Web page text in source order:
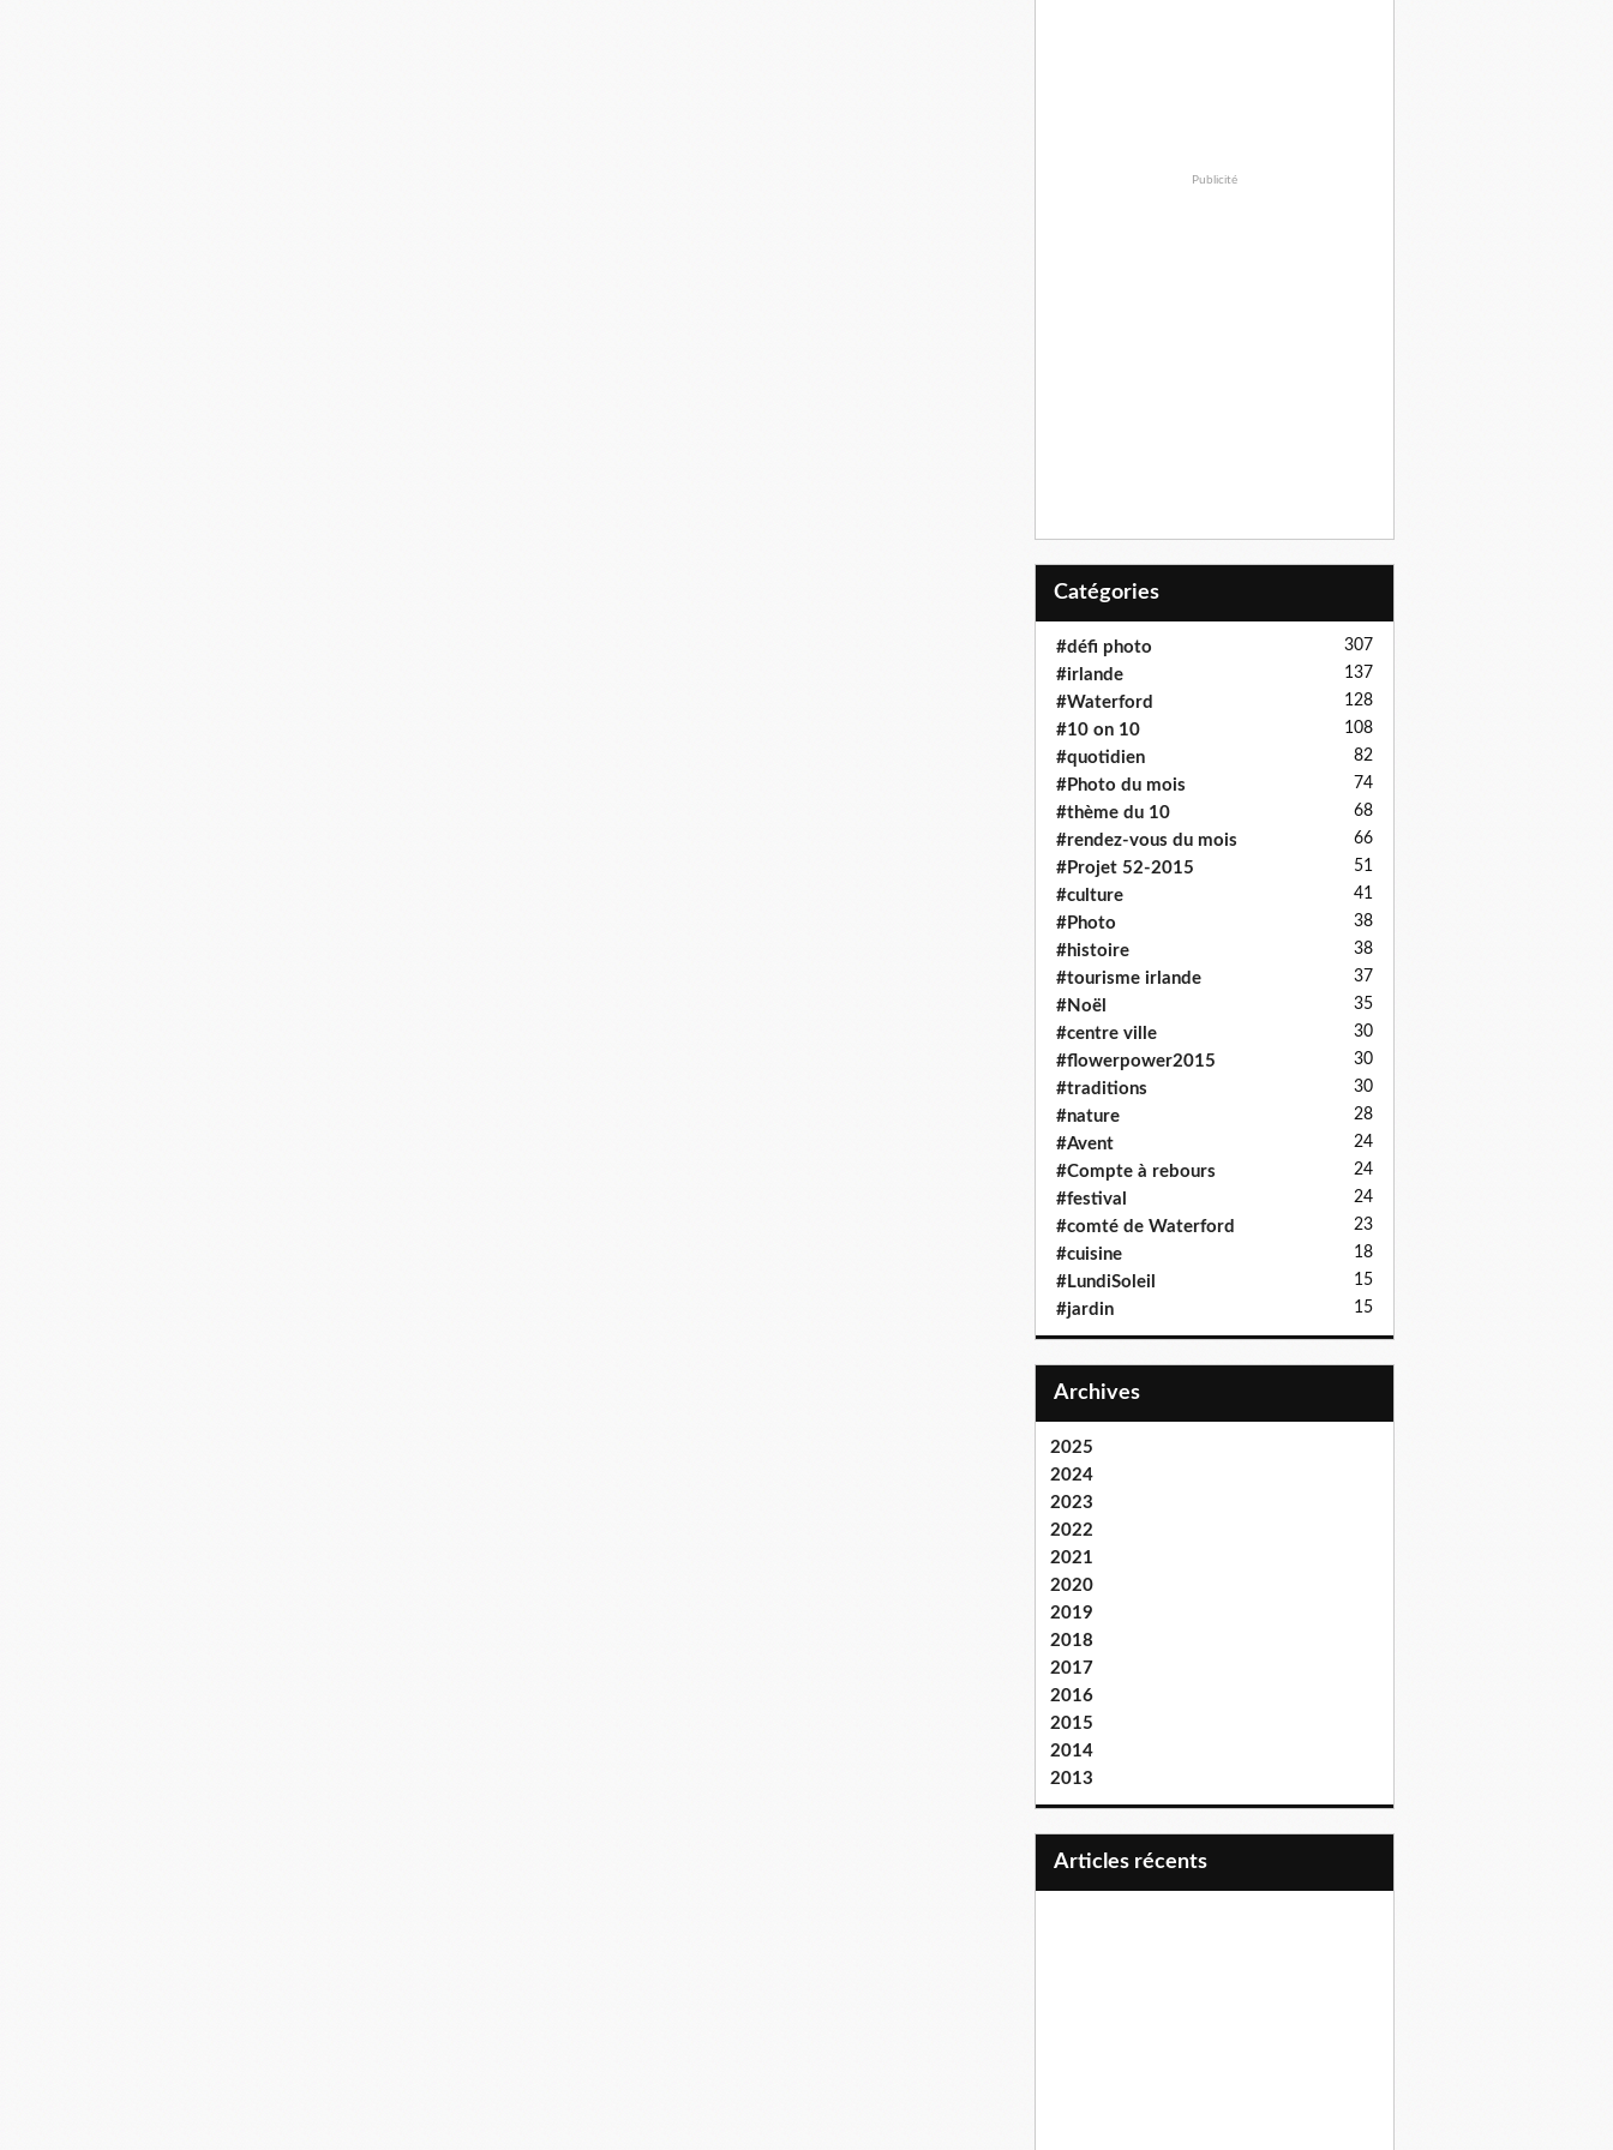
Publicité
Catégories
#défi photo 307
#irlande 137
#Waterford 128
#10 on 10 108
#quotidien 82
#Photo du mois 74
#thème du 10 68
#rendez-vous du mois 66
#Projet 52-2015 51
#culture 41
#Photo 38
#histoire 38
#tourisme irlande 37
#Noël 35
#centre ville 30
#flowerpower2015 30
#traditions 30
#nature 28
#Avent 24
#Compte à rebours 24
#festival 24
#comté de Waterford 23
#cuisine 18
#LundiSoleil 15
#jardin 15
Archives
2025
2024
2023
2022
2021
2020
2019
2018
2017
2016
2015
2014
2013
articles récents